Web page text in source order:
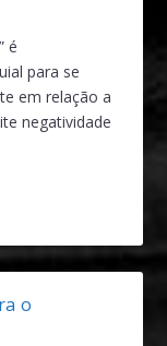
é
para se
em relação a
negatividade
o